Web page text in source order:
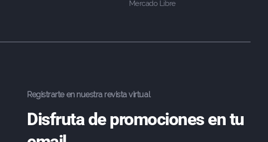
Mercado Libre
Registrarte en nuestra revista virtual
Disfruta de promociones en tu